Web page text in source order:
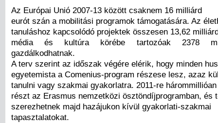
Az Európai Unió 2007-13 között csaknem 16 milliárd
eurót szán a mobilitási programok támogatására. Az
tanuláshoz kapcsolódó projektek összesen 13,62
média és kultúra körébe tartozóak 2378
gazdálkodhatnak.
A terv szerint az időszak végére elérik, hogy minden
egyetemista a Comenius-program részese lesz, azaz
tanulni vagy szakmai gyakorlatra. 2011-re
részt az Erasmus nemzetközi ösztöndíjprogramban, és
szerezhetnek majd hazájukon kívül gyakorlati-szakmai
tapasztalatokat.